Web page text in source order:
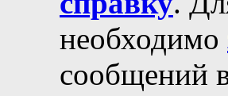
необходимо
сообщений